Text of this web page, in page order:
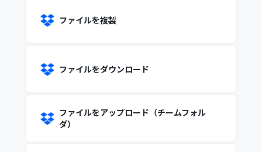
ファイルを複製
ファイルをダウンロード
ファイルをアップロード（チームフォル
ダ）